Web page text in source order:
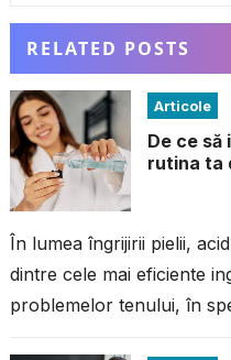
RELATED POSTS
Articole
De ce să
rutina ta
În lumea îngrijirii pielii,
dintre cele mai eficiente
problemelor tenului, în